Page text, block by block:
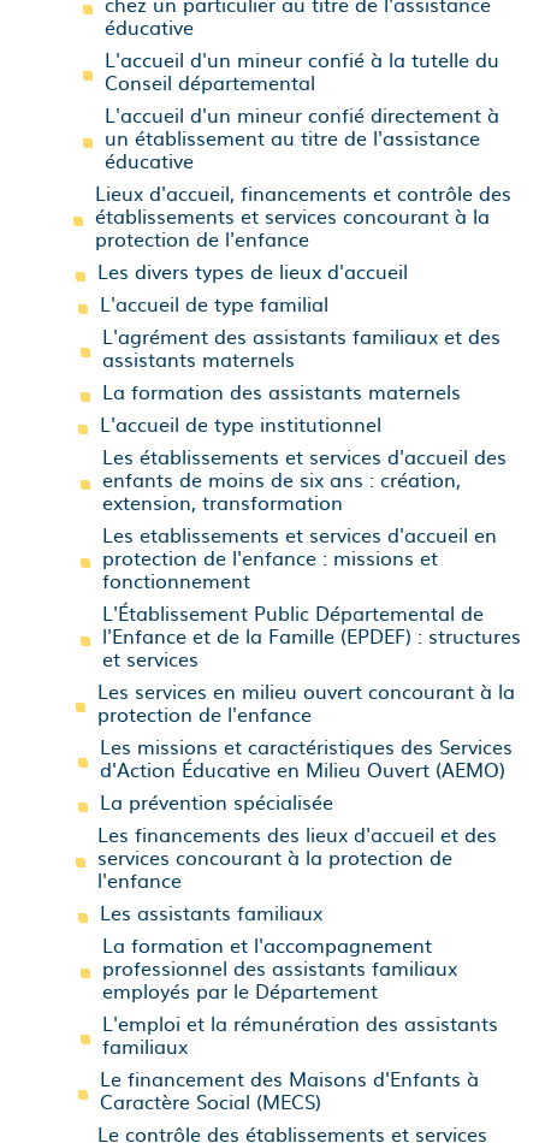
éducative
L'accueil d'un mineur confié à la tutelle du
Conseil départemental
L'accueil d'un mineur confié directement à
un établissement au titre de l'assistance
éducative
Lieux d'accueil, financements et contrôle des
établissements et services concourant à la
protection de l'enfance
Les divers types de lieux d'accueil
L'accueil de type familial
L'agrément des assistants familiaux et des
assistants maternels
La formation des assistants maternels
L'accueil de type institutionnel
Les établissements et services d'accueil des
enfants de moins de six ans : création,
extension, transformation
Les etablissements et services d'accueil en
protection de l'enfance : missions et
fonctionnement
L'Établissement Public Départemental de
l'Enfance et de la Famille (EPDEF) : structures
et services
Les services en milieu ouvert concourant à la
protection de l'enfance
Les missions et caractéristiques des Services
d'Action Éducative en Milieu Ouvert (AEMO)
La prévention spécialisée
Les financements des lieux d'accueil et des
services concourant à la protection de
l'enfance
Les assistants familiaux
La formation et l'accompagnement
professionnel des assistants familiaux
employés par le Département
L'emploi et la rémunération des assistants
familiaux
Le financement des Maisons d'Enfants à
Caractère Social (MECS)
Le contrôle des établissements et services